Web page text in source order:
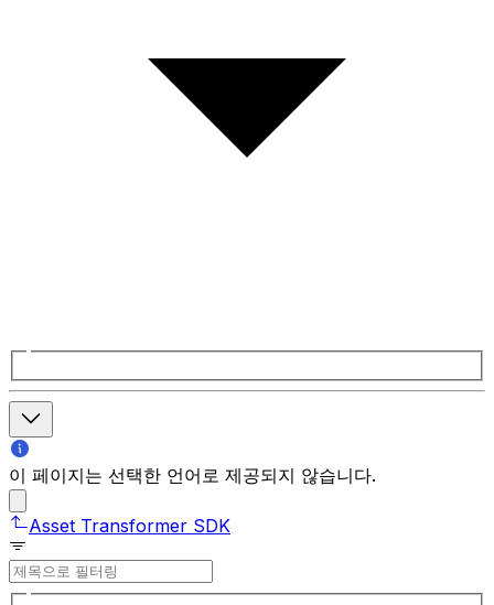
이 페이지는 선택한 언어로 제공되지 않습니다.
Asset Transformer SDK